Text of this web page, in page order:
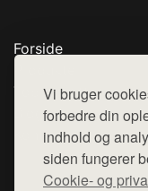
Vi bruger
forbedre din
indhold og
siden fungerer
Cookie- og
Forside
Top Rabatter
Blog
Kontakt